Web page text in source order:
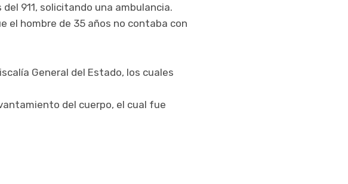
911, solicitando una ambulancia.
el hombre de 35 años no contaba con
General del Estado, los cuales
del cuerpo, el cual fue